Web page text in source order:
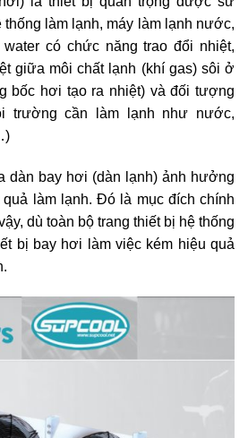
thống làm lạnh, máy làm lạnh nước,
có chức năng trao đổi nhiệt,
giữa môi chất lạnh (khí gas) sôi ở
bốc hơi tạo ra nhiệt) và đối tượng
trường cần làm lạnh như nước,
dàn bay hơi (dàn lạnh) ảnh hưởng
làm lạnh. Đó là mục đích chính
dù toàn bộ trang thiết bị hệ thống
bị bay hơi làm việc kém hiệu quả